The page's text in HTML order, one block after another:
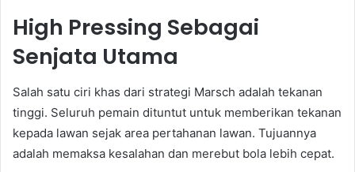
High Pressing Sebagai
Senjata Utama
Salah satu ciri khas dari strategi Marsch adalah tekanan
tinggi. Seluruh pemain dituntut untuk memberikan tekanan
kepada lawan sejak area pertahanan lawan. Tujuannya
adalah memaksa kesalahan dan merebut bola lebih cepat.